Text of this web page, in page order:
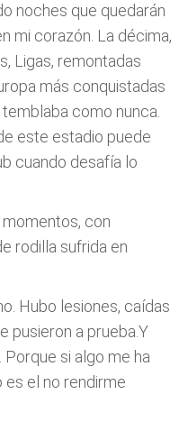
noches que quedarán
mi corazón. La décima,
Ligas, remontadas
más conquistadas
como nunca.
este estadio puede
cuando desafía lo
con
rodilla sufrida en
Hubo lesiones, caídas
pusieron a prueba.Y
si algo me ha
el no rendirme